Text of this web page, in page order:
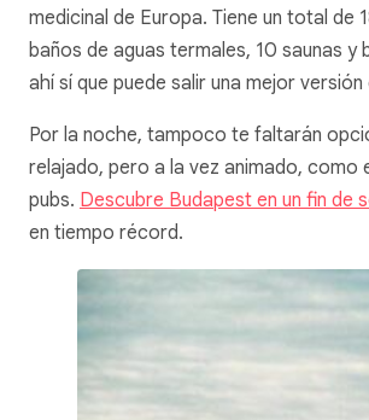
medicinal de Europa. Tiene un total de
baños de aguas termales, 10 saunas y
ahí sí que puede salir una mejor versión
Por la noche, tampoco te faltarán
relajado, pero a la vez animado, como
pubs. Descubre Budapest en un fin de
en tiempo récord.